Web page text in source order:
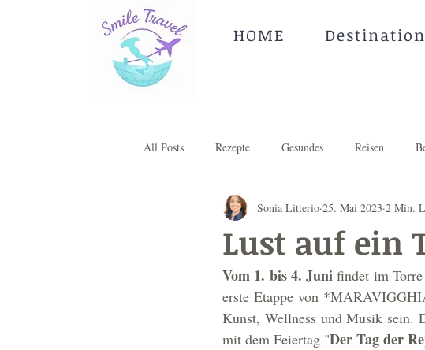
HOME
All Posts Rezepte Gesundes Reisen
Lust auf ein
Sonia Litterio 25. Mai 2023 2 Min.
Vom 1. bis 4. Juni findet im
erste Etappe von
Kunst, Wellness und Musik sein.
mit dem Feiertag "Der Tag der